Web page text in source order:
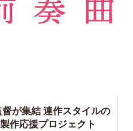
が集結連作スタイルの
作応援プロジェクト